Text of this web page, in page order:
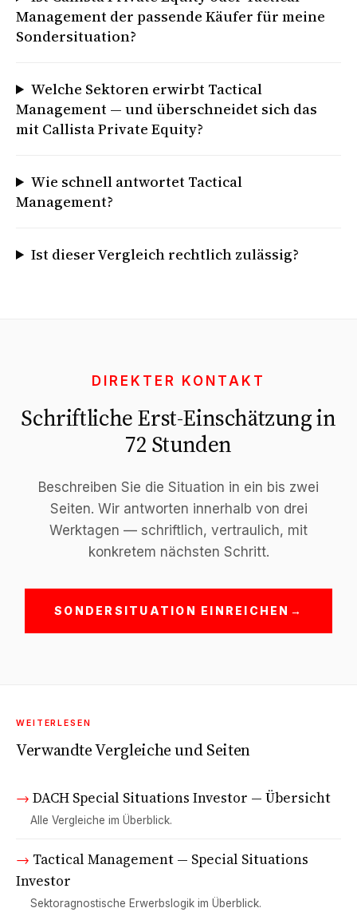
Management der passende Käufer für meine
Sondersituation?
Welche Sektoren erwirbt Tactical
Management — und überschneidet sich das
mit Callista Private Equity?
Wie schnell antwortet Tactical
Management?
Ist dieser Vergleich rechtlich zulässig?
DIREKTER KONTAKT
Schriftliche Erst-Einschätzung in
72 Stunden
Beschreiben Sie die Situation in ein bis zwei
Seiten. Wir antworten innerhalb von drei
Werktagen — schriftlich, vertraulich, mit
konkretem nächsten Schritt.
SONDERSITUATION EINREICHEN →
WEITERLESEN
Verwandte Vergleiche und Seiten
→ DACH Special Situations Investor — Übersicht
Alle Vergleiche im Überblick.
→ Tactical Management — Special Situations
Investor
Sektoragnostische Erwerbslogik im Überblick.